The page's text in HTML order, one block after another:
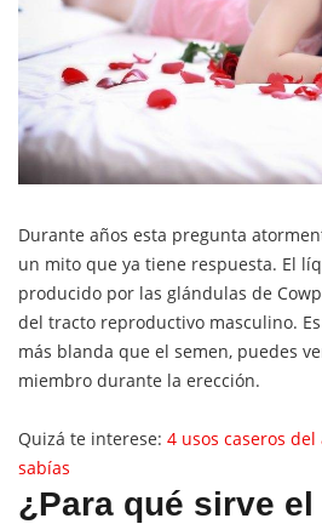
Durante años esta pregunta
un mito que ya tiene respuesta. El
producido por las glándulas de
del tracto reproductivo masculino.
más blanda que el semen, puedes
miembro durante la erección.
Quizá te interese: 4 usos caseros
sabías
¿Para qué sirve